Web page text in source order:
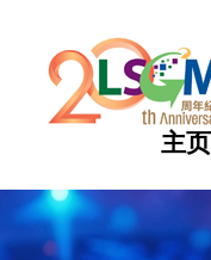
主页
热门
热门
热门
热门
热门